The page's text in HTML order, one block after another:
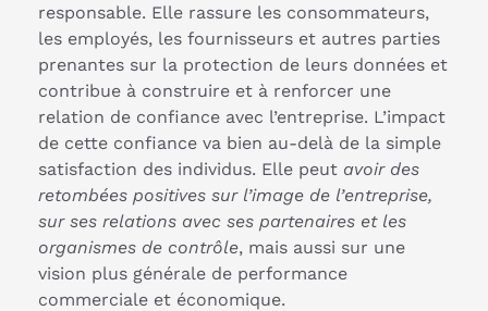
responsable. Elle rassure les consommateurs,
les employés, les fournisseurs et autres parties
prenantes sur la protection de leurs données et
contribue à construire et à renforcer une
relation de confiance avec l’entreprise. L’impact
de cette confiance va bien au-delà de la simple
satisfaction des individus. Elle peut avoir des
retombées positives sur l’image de l’entreprise,
sur ses relations avec ses partenaires et les
organismes de contrôle, mais aussi sur une
vision plus générale de performance
commerciale et économique.